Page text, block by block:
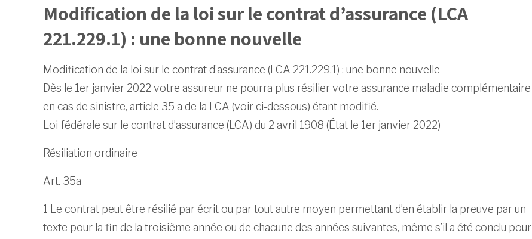
Modification de la loi sur le contrat d’assurance (LCA
221.229.1) : une bonne nouvelle
Modification de la loi sur le contrat d’assurance (LCA 221.229.1) : une bonne nouvelle
Dès le 1er janvier 2022 votre assureur ne pourra plus résilier votre assurance maladie complémentaire
en cas de sinistre, article 35 a de la LCA (voir ci-dessous) étant modifié.
Loi fédérale sur le contrat d’assurance (LCA) du 2 avril 1908 (État le 1er janvier 2022)
Résiliation ordinaire
Art. 35a
1 Le contrat peut être résilié par écrit ou par tout autre moyen permettant d’en établir la preuve par un
texte pour la fin de la troisième année ou de chacune des années suivantes, même s’il a été conclu pour